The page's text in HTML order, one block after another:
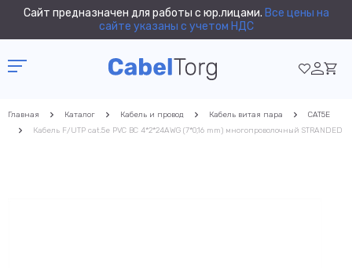
Сайт предназначен для работы с юр.лицами. Все цены на
сайте указаны с учетом НДС
Главная Каталог Кабель и провод Кабель витая пара
CAT5E
Кабель F/UTP cat.5e PVC BC 4*2*24AWG (7*0,16 mm) многопроволочный STRANDED